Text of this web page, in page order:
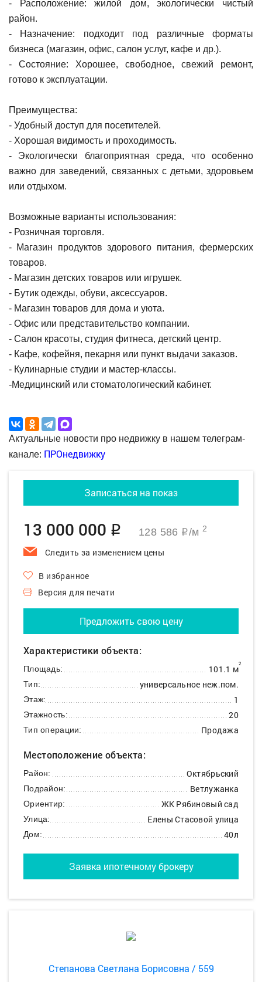
- Расположение: жилой дом, экологически чистый
район.
- Назначение: подходит под различные форматы
бизнеса (магазин, офис, салон услуг, кафе и др.).
- Состояние: Хорошее, свободное, свежий ремонт,
готово к эксплуатации.
Преимущества:
- Удобный доступ для посетителей.
- Хорошая видимость и проходимость.
- Экологически благоприятная среда, что особенно
важно для заведений, связанных с детьми, здоровьем
или отдыхом.
Возможные варианты использования:
- Розничная торговля.
- Магазин продуктов здорового питания, фермерских
товаров.
- Магазин детских товаров или игрушек.
- Бутик одежды, обуви, аксессуаров.
- Магазин товаров для дома и уюта.
- Офис или представительство компании.
- Салон красоты, студия фитнеса, детский центр.
- Кафе, кофейня, пекарня или пункт выдачи заказов.
- Кулинарные студии и мастер-классы.
-Медицинский или стоматологический кабинет.
Актуальные новости про недвижку в нашем телеграм-
канале: ПРОнедвижку
Записаться на показ
13 000 000 q 128 586 q/м 2
Следить за изменением цены
В избранное
Версия для печати
Предложить свою цену
Характеристики объекта:
Площадь: 101.1 м2
Тип: универсальное неж.пом.
Этаж: 1
Этажность: 20
Тип операции: Продажа
Местоположение объекта:
Район: Октябрьский
Подрайон: Ветлужанка
Ориентир: ЖК Рябиновый сад
Улица: Елены Стасовой улица
Дом: 40л
Заявка ипотечному брокеру
Степанова Светлана Борисовна / 559